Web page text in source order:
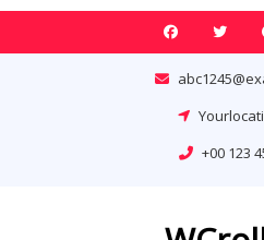
Skip
+00 123